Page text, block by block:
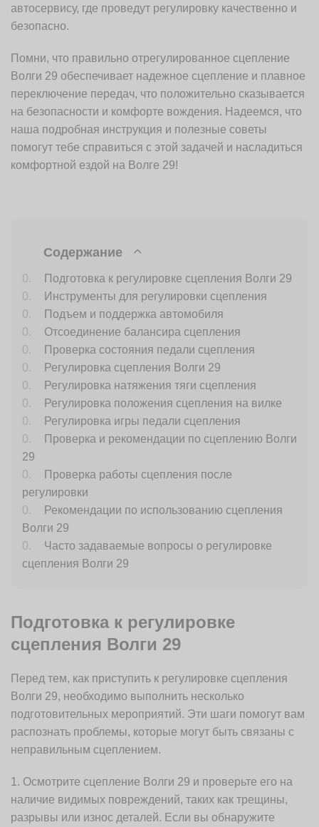
автосервису, где проведут регулировку качественно и
безопасно.
Помни, что правильно отрегулированное сцепление
Волги 29 обеспечивает надежное сцепление и плавное
переключение передач, что положительно сказывается
на безопасности и комфорте вождения. Надеемся, что
наша подробная инструкция и полезные советы
помогут тебе справиться с этой задачей и насладиться
комфортной ездой на Волге 29!
Содержание
Подготовка к регулировке сцепления Волги 29
Инструменты для регулировки сцепления
Подъем и поддержка автомобиля
Отсоединение балансира сцепления
Проверка состояния педали сцепления
Регулировка сцепления Волги 29
Регулировка натяжения тяги сцепления
Регулировка положения сцепления на вилке
Регулировка игры педали сцепления
Проверка и рекомендации по сцеплению Волги
29
Проверка работы сцепления после
регулировки
Рекомендации по использованию сцепления
Волги 29
Часто задаваемые вопросы о регулировке
сцепления Волги 29
Подготовка к регулировке
сцепления Волги 29
Перед тем, как приступить к регулировке сцепления
Волги 29, необходимо выполнить несколько
подготовительных мероприятий. Эти шаги помогут вам
распознать проблемы, которые могут быть связаны с
неправильным сцеплением.
1. Осмотрите сцепление Волги 29 и проверьте его на
наличие видимых повреждений, таких как трещины,
разрывы или износ деталей. Если вы обнаружите